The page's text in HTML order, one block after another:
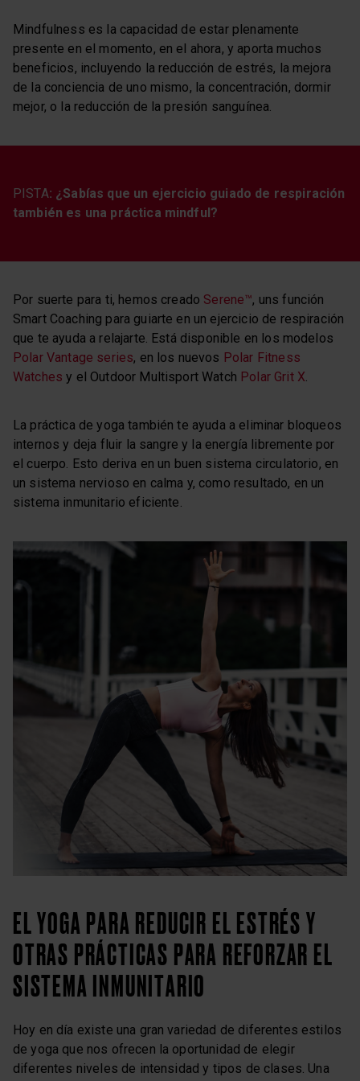
Mindfulness es la capacidad de estar plenamente
presente en el momento, en el ahora, y aporta muchos
beneficios, incluyendo la reducción de estrés, la mejora
de la conciencia de uno mismo, la concentración, dormir
mejor, o la reducción de la presión sanguínea.
PISTA: ¿Sabías que un ejercicio guiado de respiración
también es una práctica mindful?
Por suerte para ti, hemos creado Serene™, uns función
Smart Coaching para guiarte en un ejercicio de respiración
que te ayuda a relajarte. Está disponible en los modelos
Polar Vantage series, en los nuevos Polar Fitness
Watches y el Outdoor Multisport Watch Polar Grit X.
La práctica de yoga también te ayuda a eliminar bloqueos
internos y deja fluir la sangre y la energía libremente por
el cuerpo. Esto deriva en un buen sistema circulatorio, en
un sistema nervioso en calma y, como resultado, en un
sistema inmunitario eficiente.
EL YOGA PARA REDUCIR EL ESTRÉS Y
OTRAS PRÁCTICAS PARA REFORZAR EL
SISTEMA INMUNITARIO
Hoy en día existe una gran variedad de diferentes estilos
de yoga que nos ofrecen la oportunidad de elegir
diferentes niveles de intensidad y tipos de clases. Una